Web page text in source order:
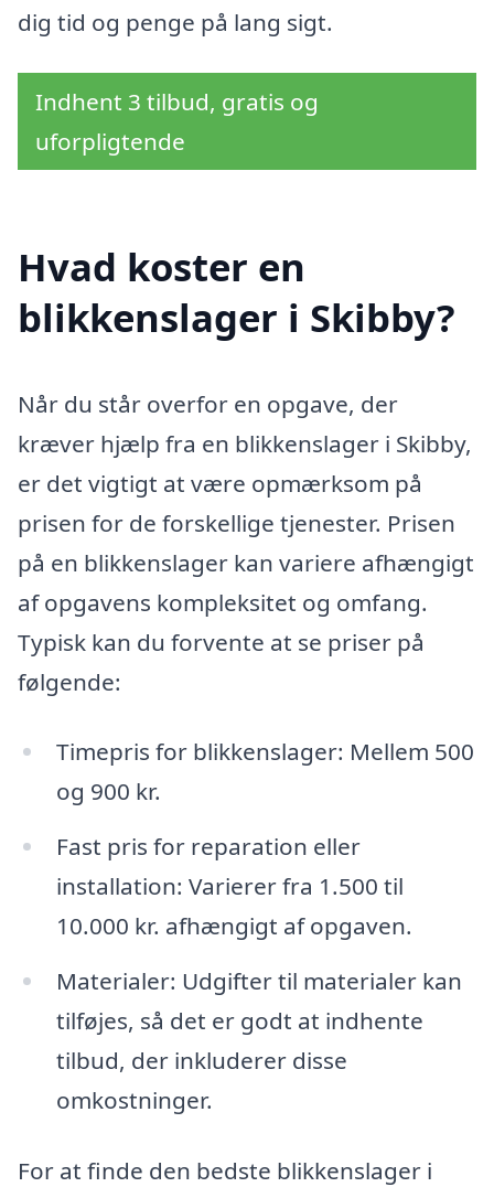
dig tid og penge på lang sigt.
Indhent 3 tilbud, gratis og
uforpligtende
Hvad koster en
blikkenslager i Skibby?
Når du står overfor en opgave, der
kræver hjælp fra en blikkenslager i Skibby,
er det vigtigt at være opmærksom på
prisen for de forskellige tjenester. Prisen
på en blikkenslager kan variere afhængigt
af opgavens kompleksitet og omfang.
Typisk kan du forvente at se priser på
følgende:
Timepris for blikkenslager: Mellem 500
og 900 kr.
Fast pris for reparation eller
installation: Varierer fra 1.500 til
10.000 kr. afhængigt af opgaven.
Materialer: Udgifter til materialer kan
tilføjes, så det er godt at indhente
tilbud, der inkluderer disse
omkostninger.
For at finde den bedste blikkenslager i